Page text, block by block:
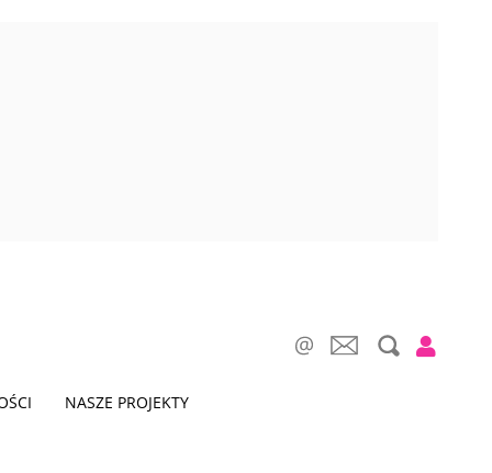
NASZE PROJEKTY